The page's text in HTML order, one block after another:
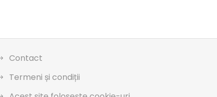
Contact
Termeni și condiții